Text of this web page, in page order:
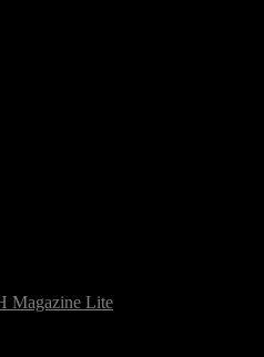
Magazine Lite